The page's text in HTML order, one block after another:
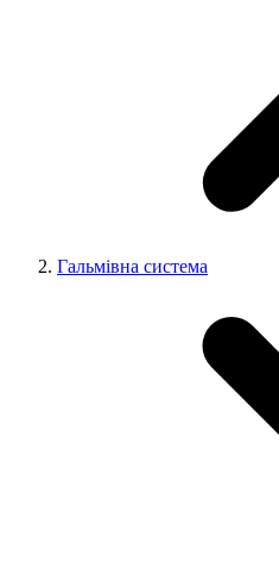
Гальмівна система